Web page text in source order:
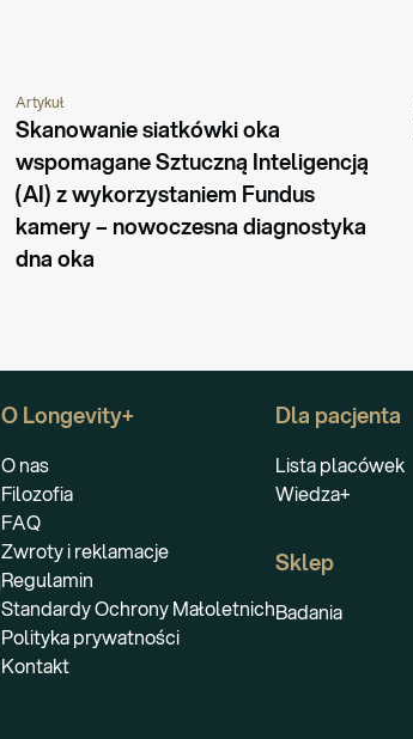
PORADNIK
Artykuł
Skanowanie siatkówki oka
wspomagane Sztuczną Inteligencją
(AI) z wykorzystaniem Fundus
kamery – nowoczesna diagnostyka
dna oka
O Longevity+
O nas
Filozofia
FAQ
Zwroty i reklamacje
Regulamin
Standardy Ochrony Małoletnich
Polityka prywatności
Kontakt
Dla pacjenta
Lista placówek
Wiedza+
Sklep
Badania